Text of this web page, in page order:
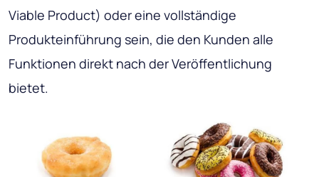
Viable Product) oder eine vollständige
Produkteinführung sein, die den Kunden alle
Funktionen direkt nach der Veröffentlichung
bietet.